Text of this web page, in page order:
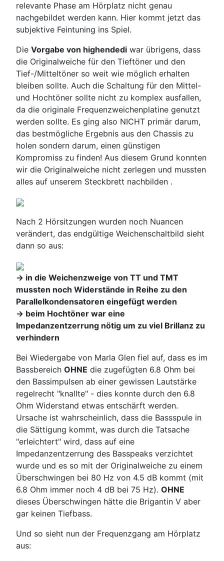
relevante Phase am Hörplatz nicht genau
nachgebildet werden kann. Hier kommt jetzt das
subjektive Feintuning ins Spiel.
Die Vorgabe von highendedi war übrigens, dass
die Originalweiche für den Tieftöner und den
Tief-/Mitteltöner so weit wie möglich erhalten
bleiben sollte. Auch die Schaltung für den Mittel-
und Hochtöner sollte nicht zu komplex ausfallen,
da die originale Frequenzweichenplatine genutzt
werden sollte. Es ging also NICHT primär darum,
das bestmögliche Ergebnis aus den Chassis zu
holen sondern darum, einen günstigen
Kompromiss zu finden! Aus diesem Grund konnten
wir die Originalweiche nicht zerlegen und mussten
alles auf unserem Steckbrett nachbilden .
Nach 2 Hörsitzungen wurden noch Nuancen
verändert, das endgültige Weichenschaltbild sieht
dann so aus:
-> in die Weichenzweige von TT und TMT
mussten noch Widerstände in Reihe zu den
Parallelkondensatoren eingefügt werden
-> beim Hochtöner war eine
Impedanzentzerrung nötig um zu viel Brillanz zu
verhindern
Bei Wiedergabe von Marla Glen fiel auf, dass es im
Bassbereich OHNE die zugefügten 6.8 Ohm bei
den Bassimpulsen ab einer gewissen Lautstärke
regelrecht "knallte" - dies konnte durch den 6.8
Ohm Widerstand etwas entschärft werden.
Ursache ist wahrscheinlich, dass die Bassspule in
die Sättigung kommt, was durch die Tatsache
"erleichtert" wird, dass auf eine
Impedanzentzerrung des Basspeaks verzichtet
wurde und es so mit der Originalweiche zu einem
Überschwingen bei 80 Hz von 4.5 dB kommt (mit
6.8 Ohm immer noch 4 dB bei 75 Hz). OHNE
dieses Überschwingen hätte die Brigantin V aber
gar keinen Tiefbass.
Und so sieht nun der Frequenzgang am Hörplatz
aus: